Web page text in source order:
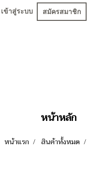
เข้าสู่ระบบ สมัครสมาชิก
หน้าหลัก
หน้าแรก สินค้าทั้งหมด